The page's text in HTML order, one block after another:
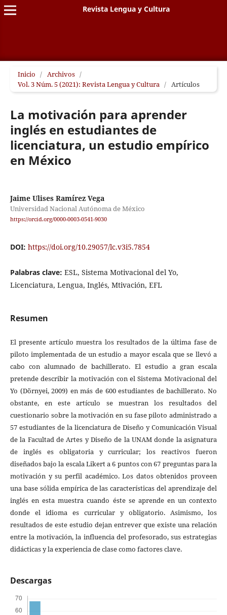
Revista Lengua y Cultura
Inicio / Archivos /
Vol. 3 Núm. 5 (2021): Revista Lengua y Cultura / Artículos
La motivación para aprender
inglés en estudiantes de
licenciatura, un estudio empírico
en México
Jaime Ulises Ramírez Vega
Universidad Nacional Autónoma de México
https://orcid.org/0000-0003-0541-9030
DOI: https://doi.org/10.29057/lc.v3i5.7854
Palabras clave: ESL, Sistema Motivacional del Yo,
Licenciatura, Lengua, Inglés, Mtivación, EFL
Resumen
El presente artículo muestra los resultados de la última fase de
piloto implementada de un estudio a mayor escala que se llevó a
cabo con alumnado de bachillerato. El estudio a gran escala
pretende describir la motivación con el Sistema Motivacional del
Yo (Dörnyei, 2009) en más de 600 estudiantes de bachillerato. No
obstante, en este artículo se muestran los resultados del
cuestionario sobre la motivación en su fase piloto administrado a
57 estudiantes de la licenciatura de Diseño y Comunicación Visual
de la Facultad de Artes y Diseño de la UNAM donde la asignatura
de inglés es obligatoria y curricular; los reactivos fueron
diseñados bajo la escala Likert a 6 puntos con 67 preguntas para la
motivación y su perfil académico. Los datos obtenidos proveen
una base sólida empírica de las características del aprendizaje del
inglés en esta muestra cuando éste se aprende en un contexto
donde el idioma es curricular y obligatorio. Asimismo, los
resultados de este estudio dejan entrever que existe una relación
entre la motivación, la influencia del profesorado, sus estrategias
didácticas y la experiencia de clase como factores clave.
Descargas